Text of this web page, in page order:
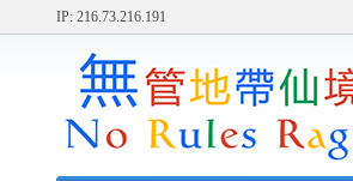
IP: 216.73.216.191